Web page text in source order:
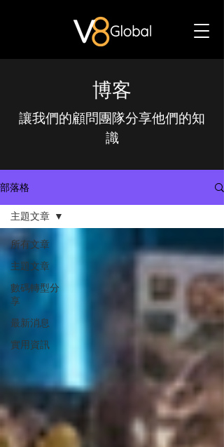
博客
讓我們的顧問團隊分享他們的知
識
部落格
所有文章
主題文章
數碼轉型分
享
最新消息
實用資訊
主題文章